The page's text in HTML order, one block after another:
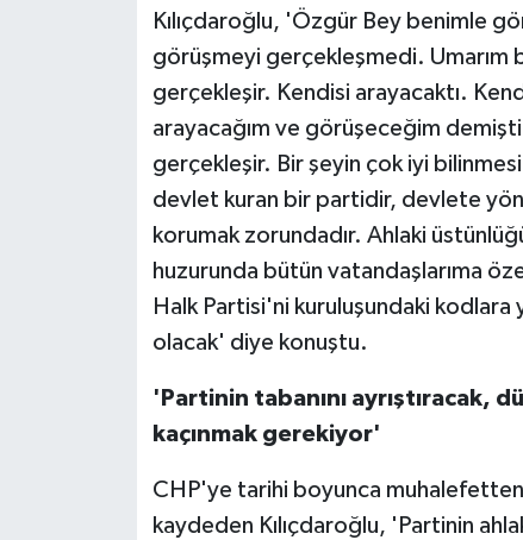
Kılıçdaroğlu, 'Özgür Bey benimle
görüşmeyi gerçekleşmedi.
gerçekleşir. Kendisi arayacaktı.
arayacağım ve görüşeceğim
gerçekleşir. Bir şeyin çok iyi
devlet kuran bir partidir, devlete
korumak zorundadır. Ahlaki
huzurunda bütün vatandaşlarıma
Halk Partisi'ni kuruluşundaki
olacak' diye konuştu.
'Partinin tabanını ayrıştıracak,
kaçınmak gerekiyor'
CHP'ye tarihi boyunca
kaydeden Kılıçdaroğlu, 'Partinin